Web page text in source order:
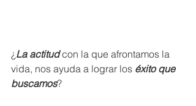
¿La actitud con la que afrontamos la
vida, nos ayuda a lograr los éxito que
buscamos?